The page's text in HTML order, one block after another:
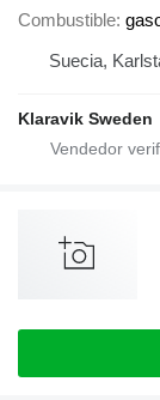
Combustible
Suecia,
Klaravik Sweden